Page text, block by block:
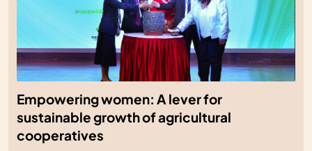
Empowering women: A lever for
sustainable growth of agricultural
cooperatives